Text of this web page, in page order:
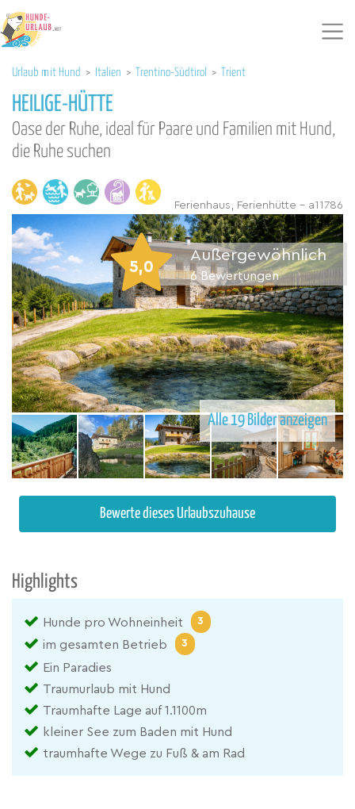
Urlaub mit Hund > Italien > Trentino-Südtirol > Trient
HEILIGE-HÜTTE
Oase der Ruhe, ideal für Paare und Familien mit Hund,
die Ruhe suchen
Ferienhaus, Ferienhütte - a11786
Alle 19 Bilder anzeigen
5,0
Außergewöhnlich
6 Bewertungen
Bewerte dieses Urlaubszuhause
Highlights
Hunde pro Wohneinheit 3
im gesamten Betrieb 3
Ein Paradies
Traumurlaub mit Hund
Traumhafte Lage auf 1.1100m
kleiner See zum Baden mit Hund
traumhafte Wege zu Fuß & am Rad